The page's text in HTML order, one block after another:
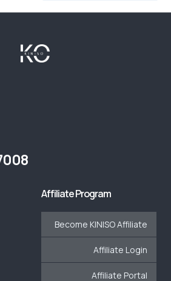
Affiliate Program
Become KINISO Affiliate
Affiliate Login
Affiliate Portal